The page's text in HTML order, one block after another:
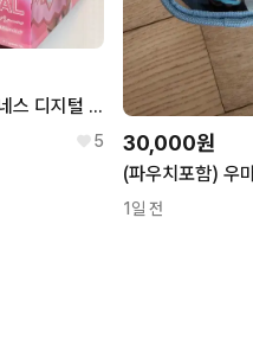
우마무스메 아그네스 디지털 애려강시 아이리강시 1/6 피규어
5 30,000원
1일 전